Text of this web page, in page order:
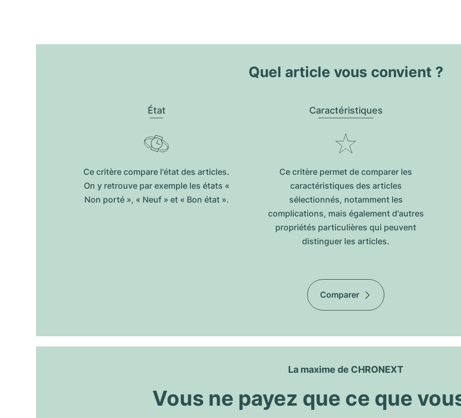
Quel article vous convient ?
État
Ce critère compare l'état des articles.
On y retrouve par exemple les états «
Non porté », « Neuf » et « Bon état ».
Caractéristiques
Ce critère permet de comparer les
caractéristiques des articles
sélectionnés, notamment les
complications, mais également d'autres
propriétés particulières qui peuvent
distinguer les articles.
Comparer
La maxime de CHRONEXT
Vous ne payez que ce que